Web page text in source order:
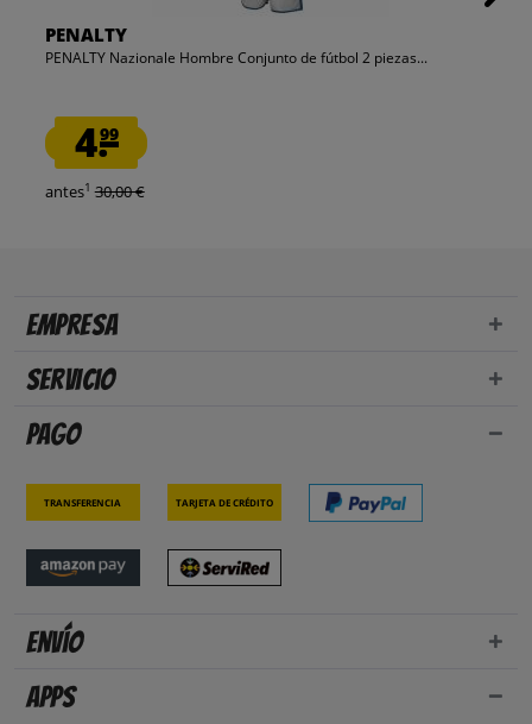
PENALTY
PENALTY Nazionale Hombre Conjunto de fútbol 2 piezas...
4.99
antes1 30,00 €
Empresa
Servicio
Pago
Transferencia Tarjeta de crédito
Envío
Apps